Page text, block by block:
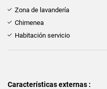
Zona de lavandería
Chimenea
Habitación servicio
Características externas :